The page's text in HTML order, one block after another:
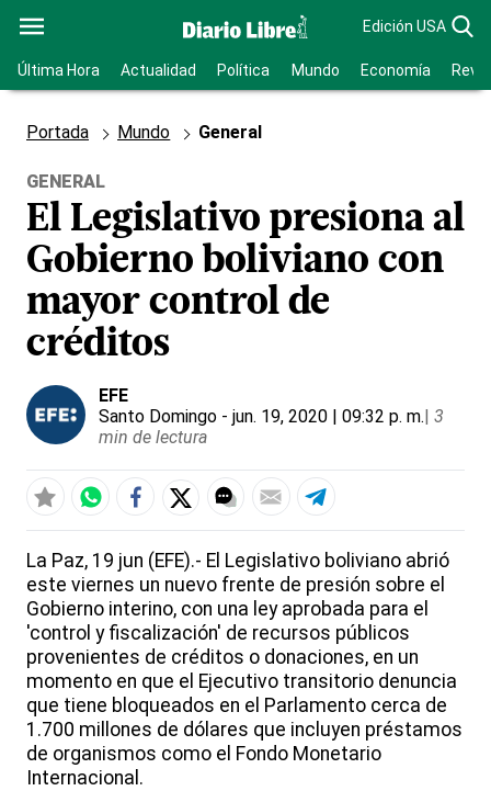
Edición USA
Última Hora Actualidad Política Mundo Economía
Portada Mundo General
GENERAL
El Legislativo presiona al
Gobierno boliviano con
mayor control de
créditos
EFE
Santo Domingo - jun. 19, 2020 | 09:32 p. m.| 3
min de lectura
La Paz, 19 jun (EFE).- El Legislativo boliviano abrió
este viernes un nuevo frente de presión sobre el
Gobierno interino, con una ley aprobada para el
'control y fiscalización' de recursos públicos
provenientes de créditos o donaciones, en un
momento en que el Ejecutivo transitorio denuncia
que tiene bloqueados en el Parlamento cerca de
1.700 millones de dólares que incluyen préstamos
de organismos como el Fondo Monetario
Internacional.